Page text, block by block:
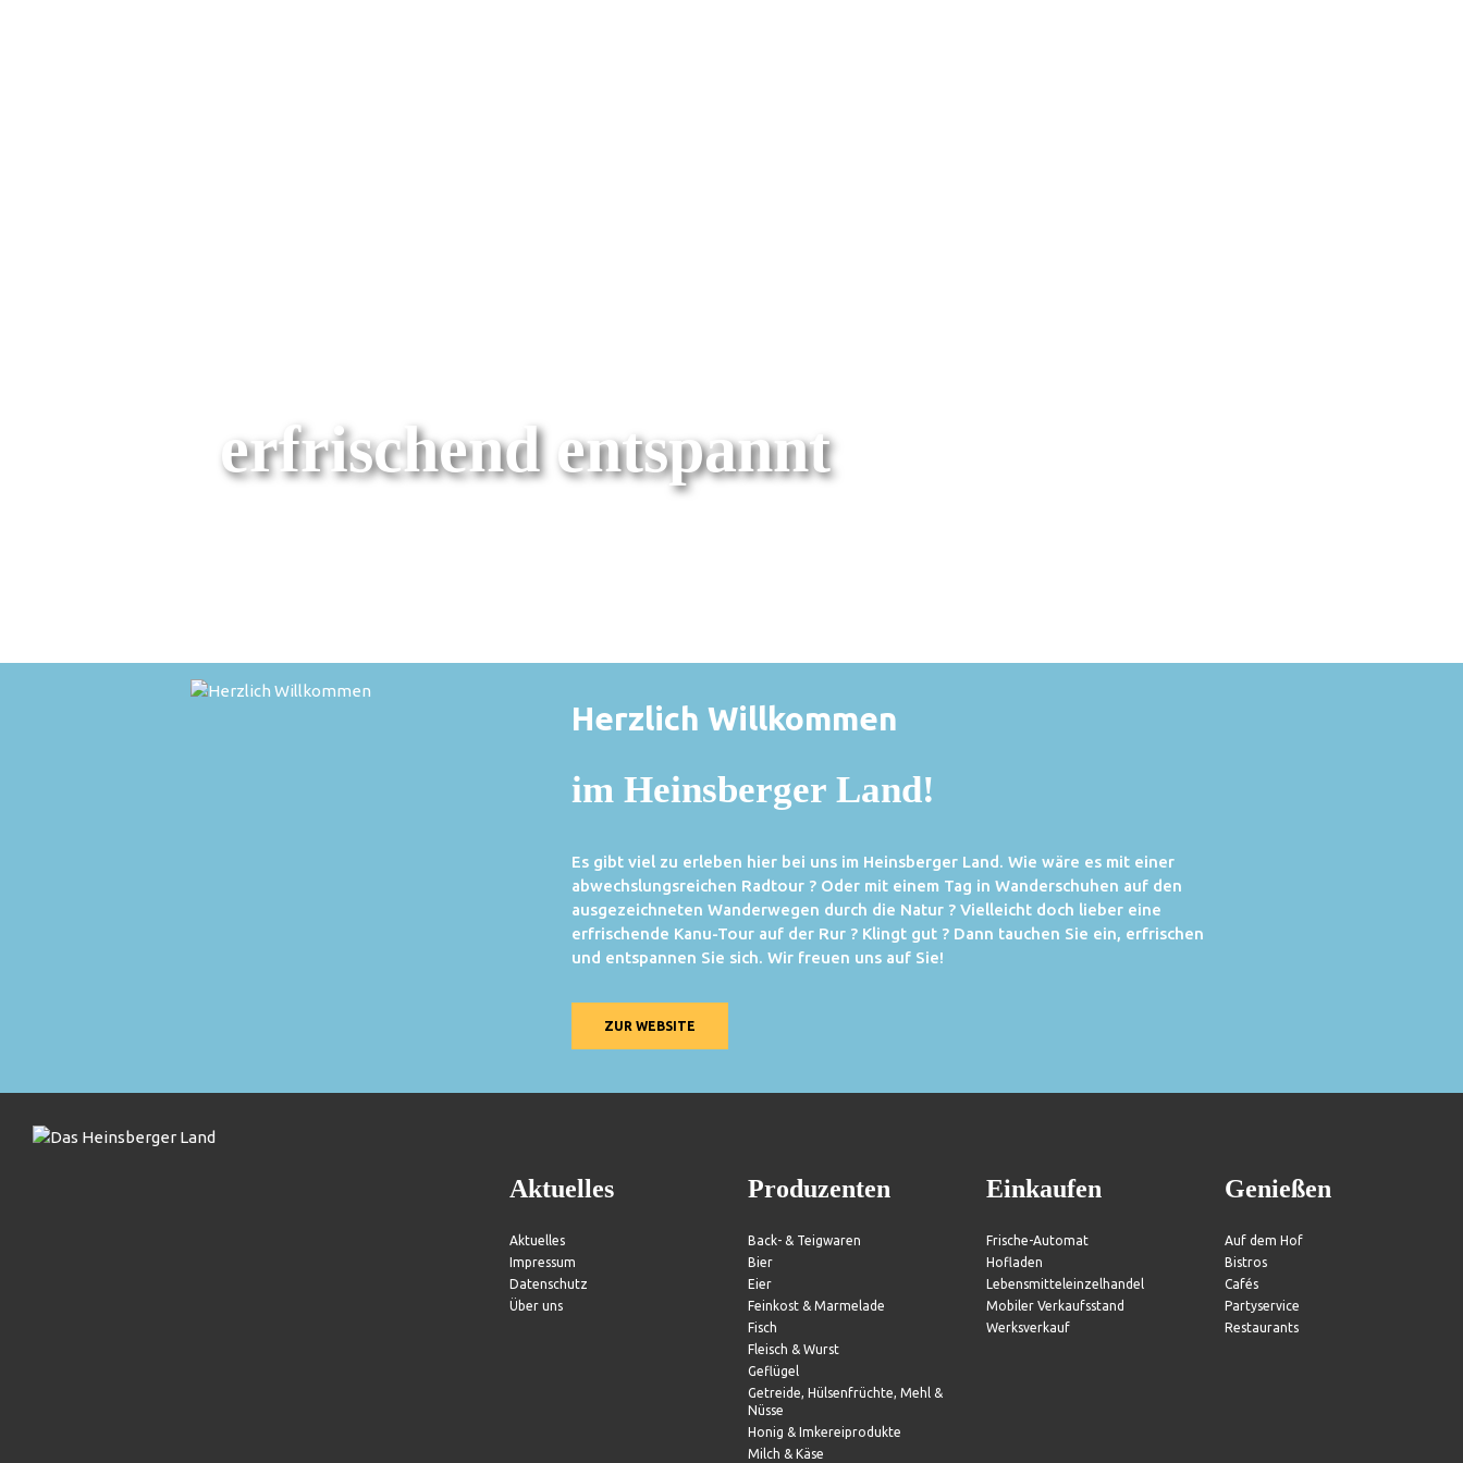
erfrischend entspannt
Herzlich Willkommen
im Heinsberger Land!
Es gibt viel zu erleben hier bei uns im Heinsberger Land. Wie wäre es mit einer
abwechslungsreichen Radtour ? Oder mit einem Tag in Wanderschuhen auf den
ausgezeichneten Wanderwegen durch die Natur ? Vielleicht doch lieber eine
erfrischende Kanu-Tour auf der Rur ? Klingt gut ? Dann tauchen Sie ein, erfrischen
und entspannen Sie sich. Wir freuen uns auf Sie!
ZUR WEBSITE
Aktuelles
Aktuelles
Impressum
Datenschutz
Über uns
Produzenten
Back- & Teigwaren
Bier
Eier
Feinkost & Marmelade
Fisch
Fleisch & Wurst
Geflügel
Getreide, Hülsenfrüchte, Mehl &
Nüsse
Honig & Imkereiprodukte
Milch & Käse
Einkaufen
Frische-Automat
Hofladen
Lebensmitteleinzelhandel
Mobiler Verkaufsstand
Werksverkauf
Genießen
Auf dem Hof
Bistros
Cafés
Partyservice
Restaurants